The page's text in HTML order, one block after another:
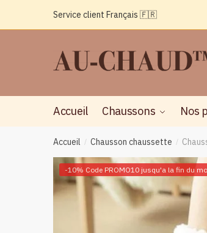
Service client Français 🇫🇷
Accueil Chaussons Nos
Accueil / Chausson chaussette /
-10% Code PROMO10 jusqu'a la fin du